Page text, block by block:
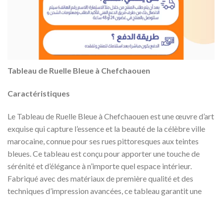
Tableau de Ruelle Bleue à Chefchaouen
Caractéristiques
Le Tableau de Ruelle Bleue à Chefchaouen est une œuvre d’art
exquise qui capture l’essence et la beauté de la célèbre ville
marocaine, connue pour ses rues pittoresques aux teintes
bleues. Ce tableau est conçu pour apporter une touche de
sérénité et d’élégance à n’importe quel espace intérieur.
Fabriqué avec des matériaux de première qualité et des
techniques d’impression avancées, ce tableau garantit une